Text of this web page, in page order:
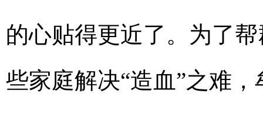
的心贴得更近了。为了
些家庭解决“造血”之难